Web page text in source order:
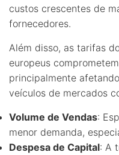
custos crescentes de
fornecedores.
Além disso, as tarifas
europeus
principalmente
veículos de mercados
Volume de Vendas:
menor demanda,
Despesa de Capital: A